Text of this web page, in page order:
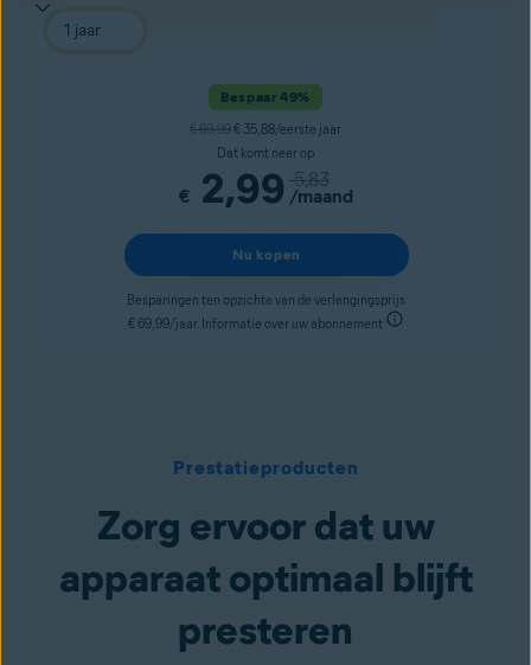
Bespaar 49%
€ 69,99€ 35,88/eerste jaar
Dat komt neer op
€ 2,99 5,83
/maand
Nu kopen
Besparingen ten opzichte van de verlengingsprijs
€ 69,99/jaar. Informatie over uw abonnement
Prestatieproducten
Zorg ervoor dat uw
apparaat optimaal blijft
presteren